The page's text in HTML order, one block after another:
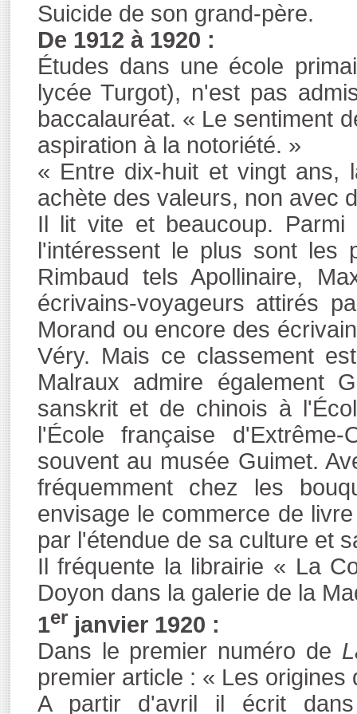
Suicide de son grand-père.
De 1912 à 1920 :
Études dans une école
lycée Turgot), n'est pas
baccalauréat. « Le sentiment
aspiration à la notoriété. »
« Entre dix-huit et vingt ans,
achète des valeurs, non avec
Il lit vite et beaucoup. Parmi
l'intéressent le plus sont les
Rimbaud tels Apollinaire,
écrivains-voyageurs attirés
Morand ou encore des
Véry. Mais ce classement
Malraux admire également
sanskrit et de chinois à
l'École française
souvent au musée Guimet.
fréquemment chez les
envisage le commerce de
par l'étendue de sa culture et
Il fréquente la librairie « La
Doyon dans la galerie de la
1erjanvier 1920 :
Dans le premier numéro de
premier article : « Les origines
A partir d'avril il écrit